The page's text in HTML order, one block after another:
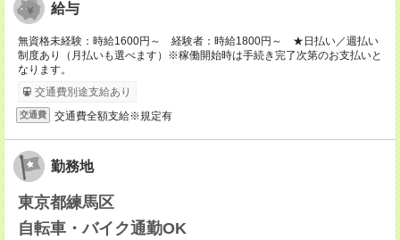
給与
無資格未経験：時給1600円～ 経験者：時給1800円～ ★日払い／週払い
制度あり（月払いも選べます）※稼働開始時は手続き完了次第のお支払いと
なります。
交通費別途支給あり
交通費 交通費全額支給※規定有
勤務地
東京都練馬区
自転車・バイク通勤OK